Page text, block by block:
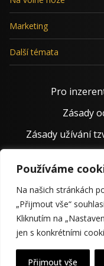
Používáme
Na našich stránkách
„Přijmout vše“
Kliknutím na
jen s konkrétními
Přijmout vše
Marketing
Další témata
Pro
Zásady
Zásady užívání
© 2011 – 2026 Jiří